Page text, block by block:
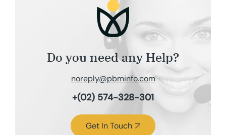
Do you need any Help?
noreply@pbminfo.com
+(02) 574-328-301
Get In Touch